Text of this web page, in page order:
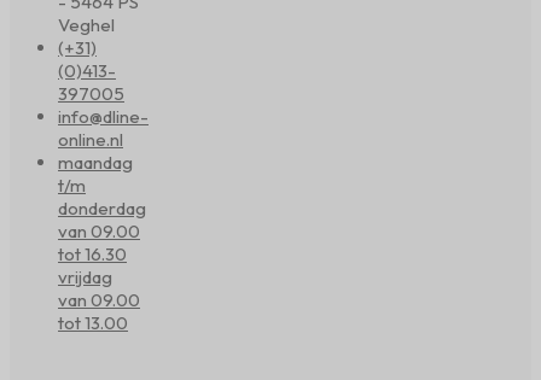
Veghel
(+31)
(0)413-
397005
info@dline-
online.nl
maandag
t/m
donderdag
van 09.00
tot 16.30
vrijdag
van 09.00
tot 13.00